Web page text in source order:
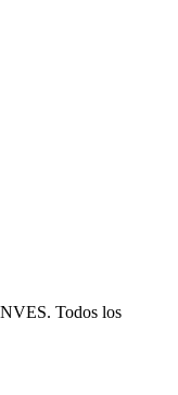
Todos los